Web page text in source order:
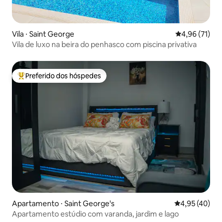
Vila ⋅ Saint George 4,96 de uma
4,96 (71)
Vila de luxo na beira do penhasco com piscina privativa
Entre os melhores preferidos dos hóspedes
Preferido dos hóspedes
Apartamento ⋅ Saint George's 4,95 de uma
4,95 (40)
Apartamento estúdio com varanda, jardim e lago